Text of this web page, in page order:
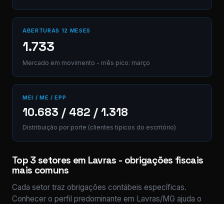
ABERTURAS 12 MESES
1.733
Mercado em movimento - mês pico: março
MEI / ME / EPP
10.683 / 482 / 1.318
Distribuição por porte (clientes típicos do escritório)
Top 3 setores em Lavras - obrigações fiscais
mais comuns
Cada setor traz obrigações contábeis específicas.
Conhecer o perfil predominante em Lavras/MG ajuda o